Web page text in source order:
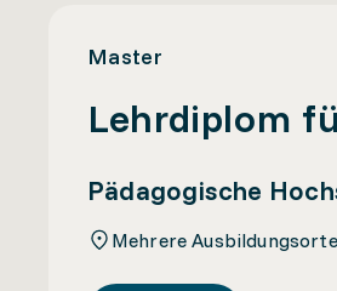
Master
Lehrdiplom
Pädagogische
Mehrere Ausbildungsorte